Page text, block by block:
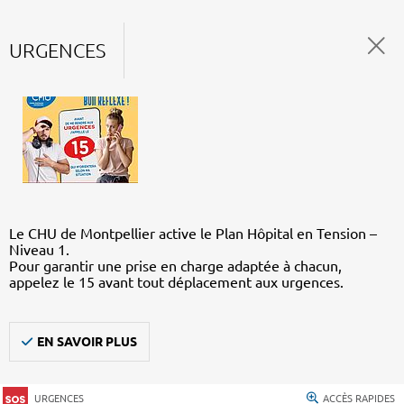
URGENCES
Le CHU de Montpellier active le Plan Hôpital en Tension –
Niveau 1.
Pour garantir une prise en charge adaptée à chacun,
appelez le 15 avant tout déplacement aux urgences.
EN SAVOIR PLUS
URGENCES ACCÈS RAPIDES